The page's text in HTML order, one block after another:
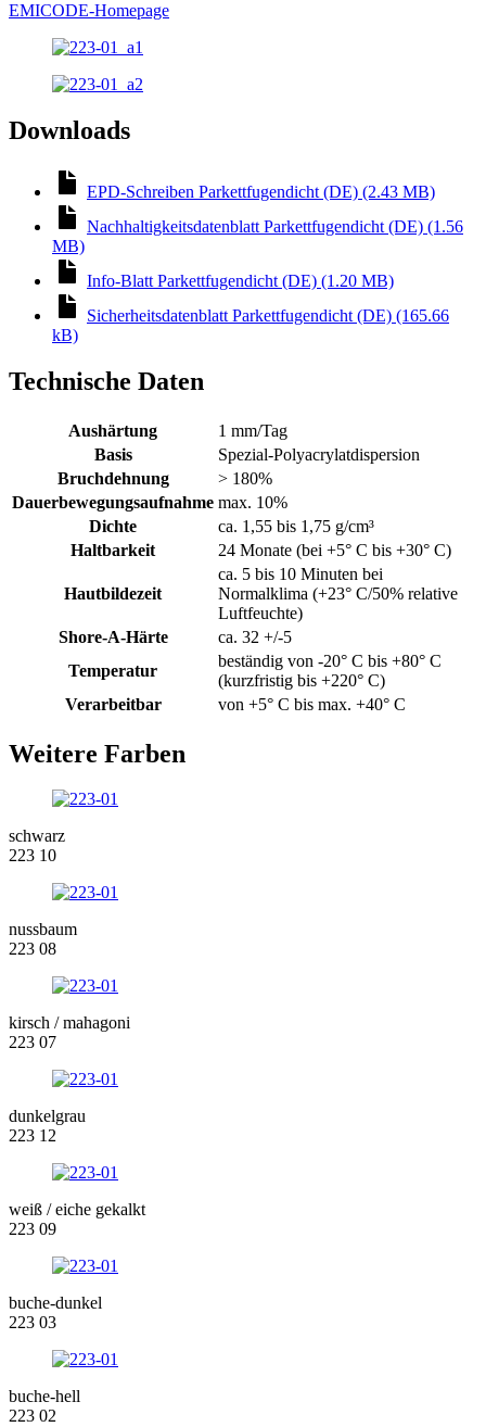
EMICODE-Homepage
Downloads
EPD-Schreiben Parkettfugendicht (DE) (2.43 MB)
Nachhaltigkeitsdatenblatt Parkettfugendicht (DE) (1.56
MB)
Info-Blatt Parkettfugendicht (DE) (1.20 MB)
Sicherheitsdatenblatt Parkettfugendicht (DE) (165.66
kB)
Technische Daten
Aushärtung
1 mm/Tag
Basis
Spezial-Polyacrylatdispersion
Bruchdehnung
> 180%
Dauerbewegungsaufnahme max. 10%
Dichte
ca. 1,55 bis 1,75 g/cm³
Haltbarkeit
24 Monate (bei +5° C bis +30° C)
Hautbildezeit
ca. 5 bis 10 Minuten bei
Normalklima (+23° C/50% relative
Luftfeuchte)
Shore-A-Härte
ca. 32 +/-5
Temperatur
beständig von -20° C bis +80° C
(kurzfristig bis +220° C)
Verarbeitbar
von +5° C bis max. +40° C
Weitere Farben
schwarz
223 10
nussbaum
223 08
kirsch / mahagoni
223 07
dunkelgrau
223 12
weiß / eiche gekalkt
223 09
buche-dunkel
223 03
buche-hell
223 02